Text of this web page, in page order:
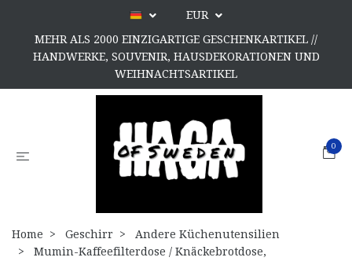
EUR
MEHR ALS 2000 EINZIGARTIGE GESCHENKARTIKEL //
HANDWERKE, SOUVENIR, HAUSDEKORATIONEN UND
WEIHNACHTSARTIKEL
0
Home Geschirr
Andere Küchenutensilien
Mumin-Kaffeefilterdose / Knäckebrotdose,